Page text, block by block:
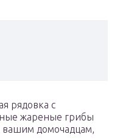
рядовка с
жареные грибы
вашим домочадцам,